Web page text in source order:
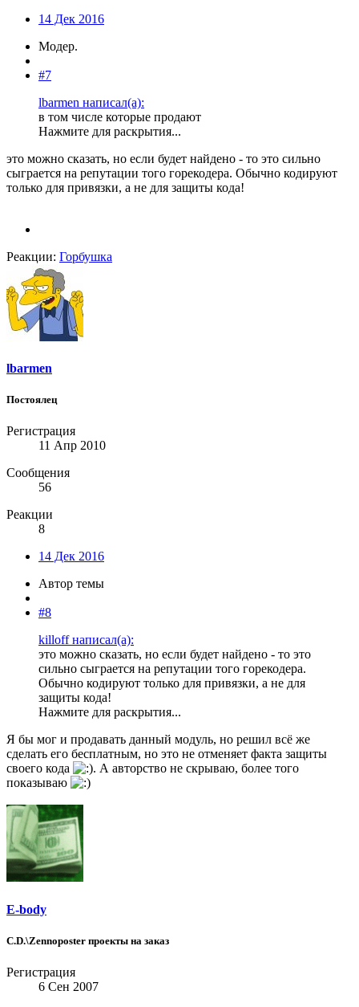
14 Дек 2016
Модер.
#7
lbarmen написал(а):
в том числе которые продают
Нажмите для раскрытия...
это можно сказать, но если будет найдено - то это сильно
сыграется на репутации того горекодера. Обычно кодируют
только для привязки, а не для защиты кода!
Реакции: Горбушка
lbarmen
Постоялец
Регистрация
11 Апр 2010
Сообщения
56
Реакции
8
14 Дек 2016
Автор темы
#8
killoff написал(а):
это можно сказать, но если будет найдено - то это
сильно сыграется на репутации того горекодера.
Обычно кодируют только для привязки, а не для
защиты кода!
Нажмите для раскрытия...
Я бы мог и продавать данный модуль, но решил всё же
сделать его бесплатным, но это не отменяет факта защиты
своего кода
. А авторство не скрываю, более того
показываю
E-body
C.D.\Zennoposter проекты на заказ
Регистрация
6 Сен 2007